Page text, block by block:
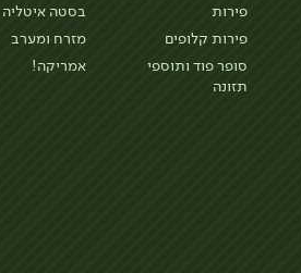
פירות
פירות קלופים
סופר פוד ותוספי
תזונה
בסטה איטליה
מזרח ומערב
אמריקה!